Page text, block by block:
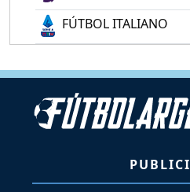
FÚTBOL ITALIANO